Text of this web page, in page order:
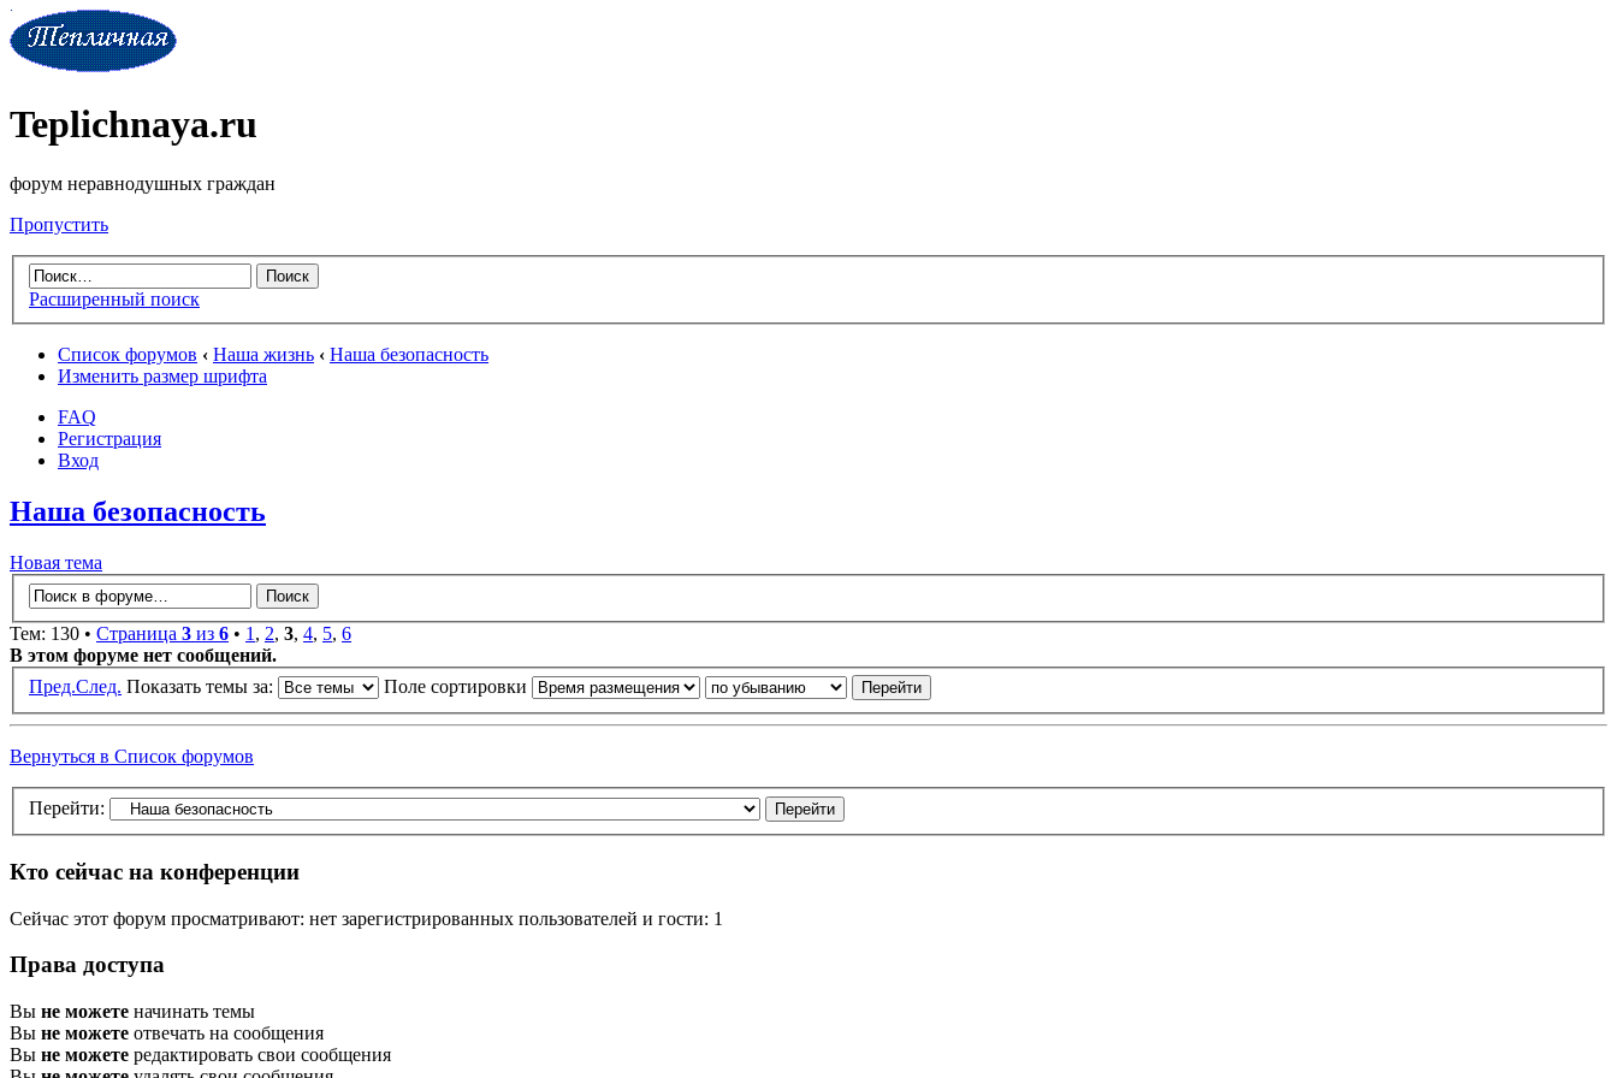
Teplichnaya.ru
форум неравнодушных граждан
Пропустить
Расширенный поиск
Список форумов ‹ Наша жизнь ‹ Наша безопасность
Изменить размер шрифта
FAQ
Регистрация
Вход
Наша безопасность
Новая тема
Тем: 130 • Страница 3 из 6 • 1 , 2, 3, 4, 5, 6
В этом форуме нет сообщений.
Пред.След. Показать темы за: Поле сортировки
Вернуться в Список форумов
Перейти:
Кто сейчас на конференции
Сейчас этот форум просматривают: нет зарегистрированных пользователей и гости: 1
Права доступа
Вы не можете начинать темы
Вы не можете отвечать на сообщения
Вы не можете редактировать свои сообщения